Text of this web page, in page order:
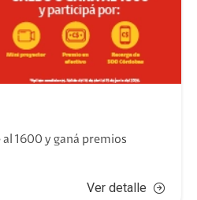
al 1600 y ganá premios
Ver detalle